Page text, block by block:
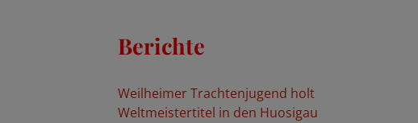
e
n
Berichte
Weilheimer Trachtenjugend holt
Weltmeistertitel in den Huosigau